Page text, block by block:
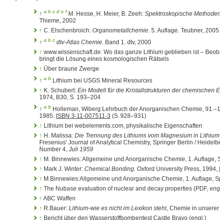
↑ a b c d e f M. Hesse, H. Meier, B. Zeeh: Spektroskopische
Thieme, 2002
↑ C. Elschenbroich: Organometallchemie. 5. Auflage. Teubner,
↑ a b c dtv-Atlas Chemie. Band 1. dtv, 2000
↑ www.wissenschaft.de: Wo das ganze Lithium geblieben ist –
bringt die Lösung eines kosmologischen Rätsels
↑ Über braune Zwerge
↑ a b Lithium bei USGS Mineral Resources
↑ K. Schubert: Ein Modell für die Kristallstrukturen der chemischen
1974, B30, S. 193–204
↑ a b Holleman, Wiberg:Lehrbuch der Anorganischen Chemie,
1985. ISBN 3-11-007511-3 (S. 928–931)
↑ Lithium bei webelements.com, physikalische Eigenschaften
↑ H. Malissa: Die Trennung des Lithiums vom Magnesium in
Fresenius' Journal of Analytical Chemistry, Springer Berlin /
Number 4, Juli 1959
↑ M. Binnewies: Allgemeine und Anorganische Chemie, 1. Auflage,
↑ Mark J. Winter: Chemical Bonding. Oxford University Press, 1994,
↑ M.Binnewies:Allgemeine und Anorganische Chemie, 1. Auflage,
↑ The Nubase evaluation of nuclear and decay properties (PDF,
↑ ABC Waffen
↑ R.Bauer: Lithium-wie es nicht im Lexikon steht, Chemie in
↑ Bericht über den Wasserstoffbombentest Castle Bravo (engl.)